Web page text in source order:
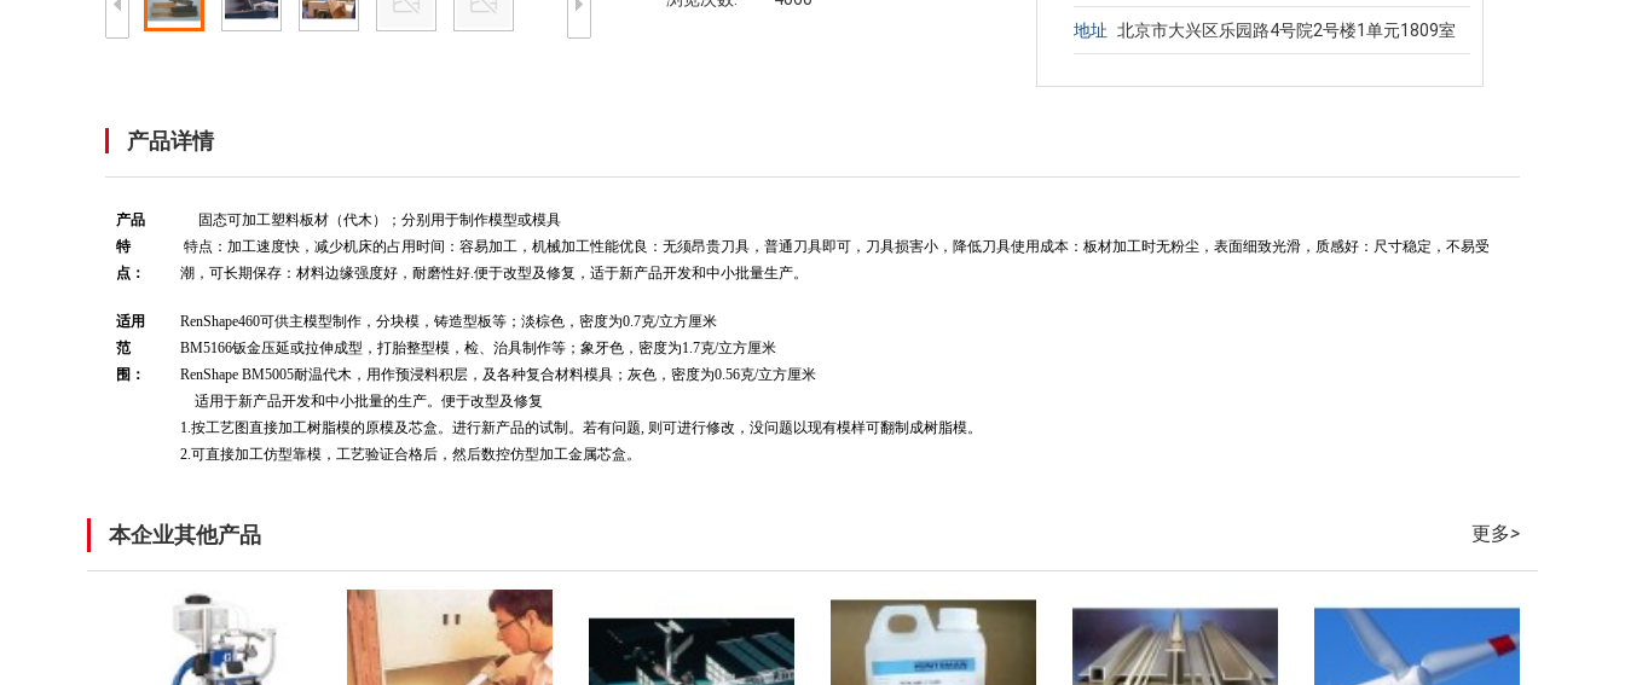
地址 北京市大兴区乐园路4号院2号楼1单元1809室
产品详情
产品
特
点：
固态可加工塑料板材（代木）；分别用于制作模型或模具
特点：加工速度快，减少机床的占用时间：容易加工，机械加工性能优良：无须昂贵刀具，普通刀具即可，刀具损害小，降低刀具使用成本：板材加工时无粉尘，表面细致光滑，质感好：尺寸稳定，不易受
潮，可长期保存：材料边缘强度好，耐磨性好.便于改型及修复，适于新产品开发和中小批量生产。
适用
范
围：
RenShape460可供主模型制作，分块模，铸造型板等；淡棕色，密度为0.7克/立方厘米
BM5166钣金压延或拉伸成型，打胎整型模，检、治具制作等；象牙色，密度为1.7克/立方厘米
RenShape BM5005耐温代木，用作预浸料积层，及各种复合材料模具；灰色，密度为0.56克/立方厘米
适用于新产品开发和中小批量的生产。便于改型及修复
1.按工艺图直接加工树脂模的原模及芯盒。进行新产品的试制。若有问题, 则可进行修改，没问题以现有模样可翻制成树脂模。
2.可直接加工仿型靠模，工艺验证合格后，然后数控仿型加工金属芯盒。
本企业其他产品 更多>